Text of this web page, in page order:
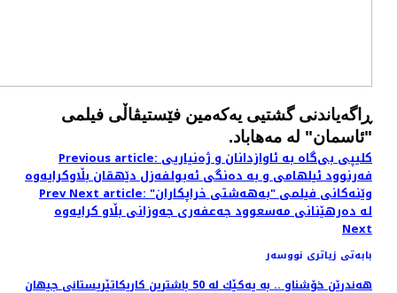
ڕاگه‌یاندنی گشتیی یەکەمین فێستیڤاڵی فیلمی
"ئاسمان" لە مەهاباد.
Previous article: کلیپی بی‌گاە بە ئاوازدانان و ژه‌نیاریی
فه‌رنوود ئیلهامی و به‌ دەنگی ئەبولفەزل دێهقان بڵاوکرایەوە
PrevNext article: وێنەکانی فیلمی "به‌هه‌شتی خراپکاران"
لە دەرهێنانی مەسعوود جەعفەری جه‌وزانی بڵاو کرایەوە
Next
بابەتی زیاتری نووسەر
هه‌ندرێن خۆشناو .. به‌ یه‌كێك له‌ 50 باشترین كاریكاتێریستانی جیهان